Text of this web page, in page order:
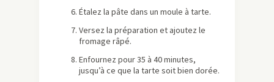
Étalez la pâte dans un moule à tarte.
Versez la préparation et ajoutez le
fromage râpé.
Enfournez pour 35 à 40 minutes,
jusqu’à ce que la tarte soit bien dorée.